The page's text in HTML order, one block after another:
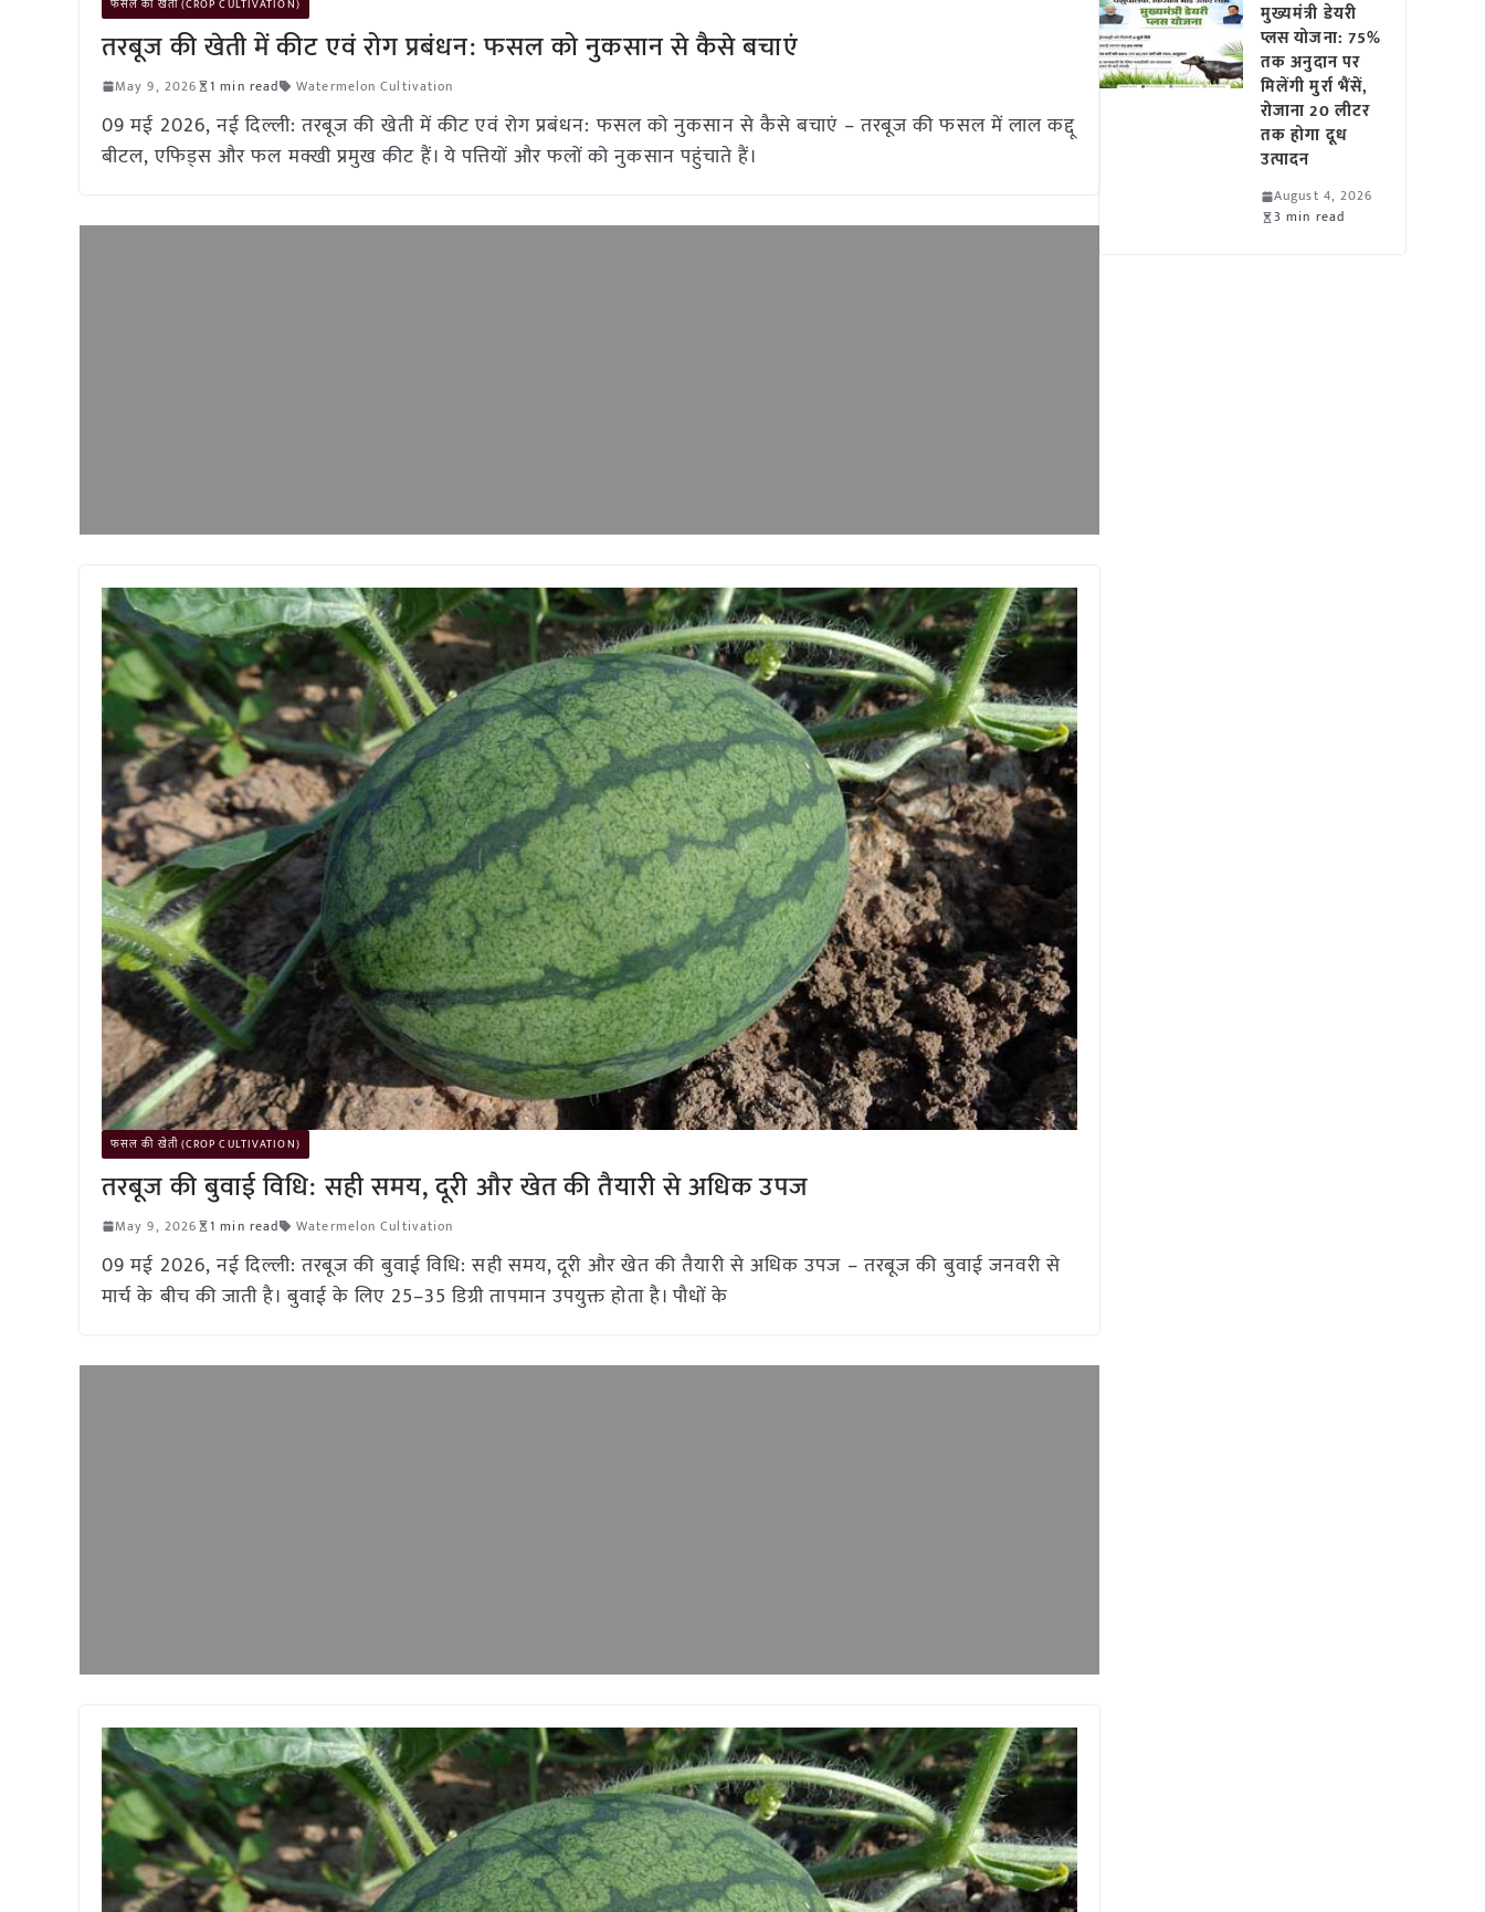
फसल की खेती (CROP CULTIVATION)
तरबूज की खेती में कीट एवं रोग प्रबंधन: फसल को नुकसान से कैसे बचाएं
May 9, 2026 1 min read Watermelon Cultivation
09 मई 2026, नई दिल्ली: तरबूज की खेती में कीट एवं रोग प्रबंधन: फसल को नुकसान से कैसे बचाएं – तरबूज की फसल में लाल कद्दू
बीटल, एफिड्स और फल मक्खी प्रमुख कीट हैं। ये पत्तियों और फलों को नुकसान पहुंचाते हैं।
फसल की खेती (CROP CULTIVATION)
तरबूज की बुवाई विधि: सही समय, दूरी और खेत की तैयारी से अधिक उपज
May 9, 2026 1 min read Watermelon Cultivation
09 मई 2026, नई दिल्ली: तरबूज की बुवाई विधि: सही समय, दूरी और खेत की तैयारी से अधिक उपज – तरबूज की बुवाई जनवरी से
मार्च के बीच की जाती है। बुवाई के लिए 25–35 डिग्री तापमान उपयुक्त होता है। पौधों के
मुख्यमंत्री डेयरी
प्लस योजना: 75%
तक अनुदान पर
मिलेंगी मुर्रा भैंसें,
रोजाना 20 लीटर
तक होगा दूध
उत्पादन
August 4, 2026
3 min read